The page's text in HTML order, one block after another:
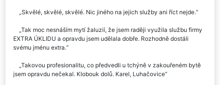
UKLÍZENÍ za pomoc u mé maminky v Luhačovicích. Službu určitě
Skvělé, skvělé, skvělé. Nic jiného na jejich služby ani říct nejde.
EXTRA ÚKLIDU a opravdu jsem udělala dobře. Rozhodně dostáli
svému jménu extra.